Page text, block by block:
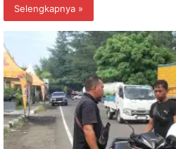
Selengkapnya »